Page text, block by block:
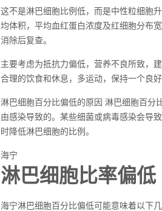
这不是淋巴细胞比例低，而是中性粒细胞
均体积，平均血红蛋白浓度及红细胞分布
消除后复查。
主要考虑为抵抗力偏低，营养不良所致，
合理的饮食和休息，多运动，保持一个良好
淋巴细胞百分比偏低的原因 淋巴细胞百分
由感染导致的。某些细菌或病毒感染会导
时降低淋巴细胞的比例。
海宁
淋巴细胞比率偏低
海宁淋巴细胞百分比偏低可能意味着以下